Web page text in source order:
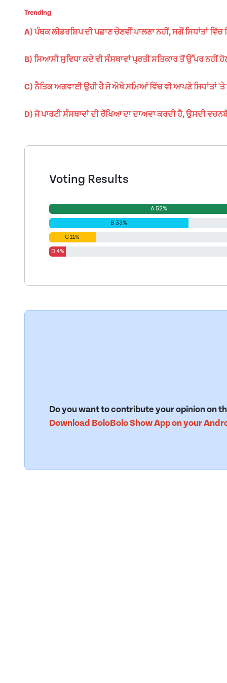
Trending
A) ਪੰਥਕ ਲੀਡਰਸ਼ਿਪ ਦੀ ਪਛਾਣ ਚੋਣਵੀਂ ਪਾਲਣਾ ਨਹੀਂ, ਸਗੋਂ ਸਿਧਾਂਤਾਂ ਵਿੱਚ
B) ਸਿਆਸੀ ਸੁਵਿਧਾ ਕਦੇ ਵੀ ਸੰਸਥਾਵਾਂ ਪ੍ਰਤੀ ਸਤਿਕਾਰ ਤੋਂ ਉੱਪਰ ਨਹੀਂ
C) ਨੈਤਿਕ ਅਗਵਾਈ ਉਹੀ ਹੈ ਜੋ ਔਖੇ ਸਮਿਆਂ ਵਿੱਚ ਵੀ ਆਪਣੇ ਸਿਧਾਂਤਾਂ 'ਤੇ
D) ਜੋ ਪਾਰਟੀ ਸੰਸਥਾਵਾਂ ਦੀ ਰੱਖਿਆ ਦਾ ਦਾਅਵਾ ਕਰਦੀ ਹੈ, ਉਸਦੀ
Voting Results
A 52%
B 33%
C 11%
D 4%
Do you want to contribute your opinion on
Download BoloBolo Show App on your